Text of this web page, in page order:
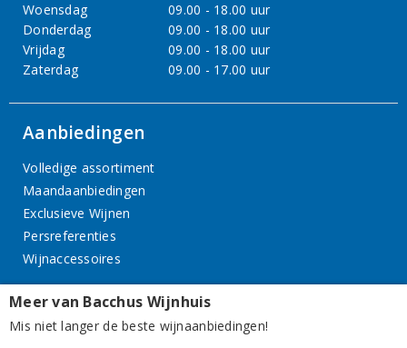
Woensdag
09.00 - 18.00 uur
Donderdag
09.00 - 18.00 uur
Vrijdag
09.00 - 18.00 uur
Zaterdag
09.00 - 17.00 uur
Aanbiedingen
Volledige assortiment
Maandaanbiedingen
Exclusieve Wijnen
Persreferenties
Wijnaccessoires
Overige
Meer van Bacchus Wijnhuis
Mis niet langer de beste wijnaanbiedingen!